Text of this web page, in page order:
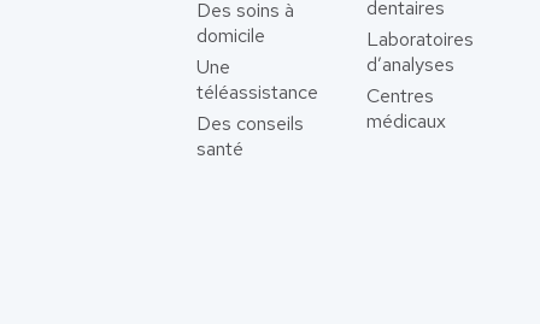
Des soins à
domicile
Une
téléassistance
Des conseils
santé
dentaires
Laboratoires
d’analyses
Centres
médicaux